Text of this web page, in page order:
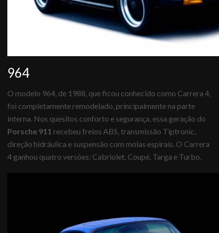
964
O modelo 964, de 1988, que ficou conhecido como Carrera 4,
foi completamente remodelado, principalmente na parte
interna. Nos quesitos conforto e segurança, essa geração do
Porsche 911 recebeu freios ABS, transmissão Tiptronic,
direção hidráulica e suspensão com molas espirais. O Carrera
4 ganhou quatro versões: Cabriolet, Coupé, Targa e Turbo.